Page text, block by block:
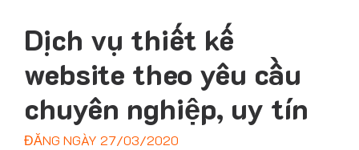
u
Dịch vụ thiết kế
website theo yêu cầu
chuyên nghiệp, uy tín
ĐĂNG NGÀY 27/03/2020